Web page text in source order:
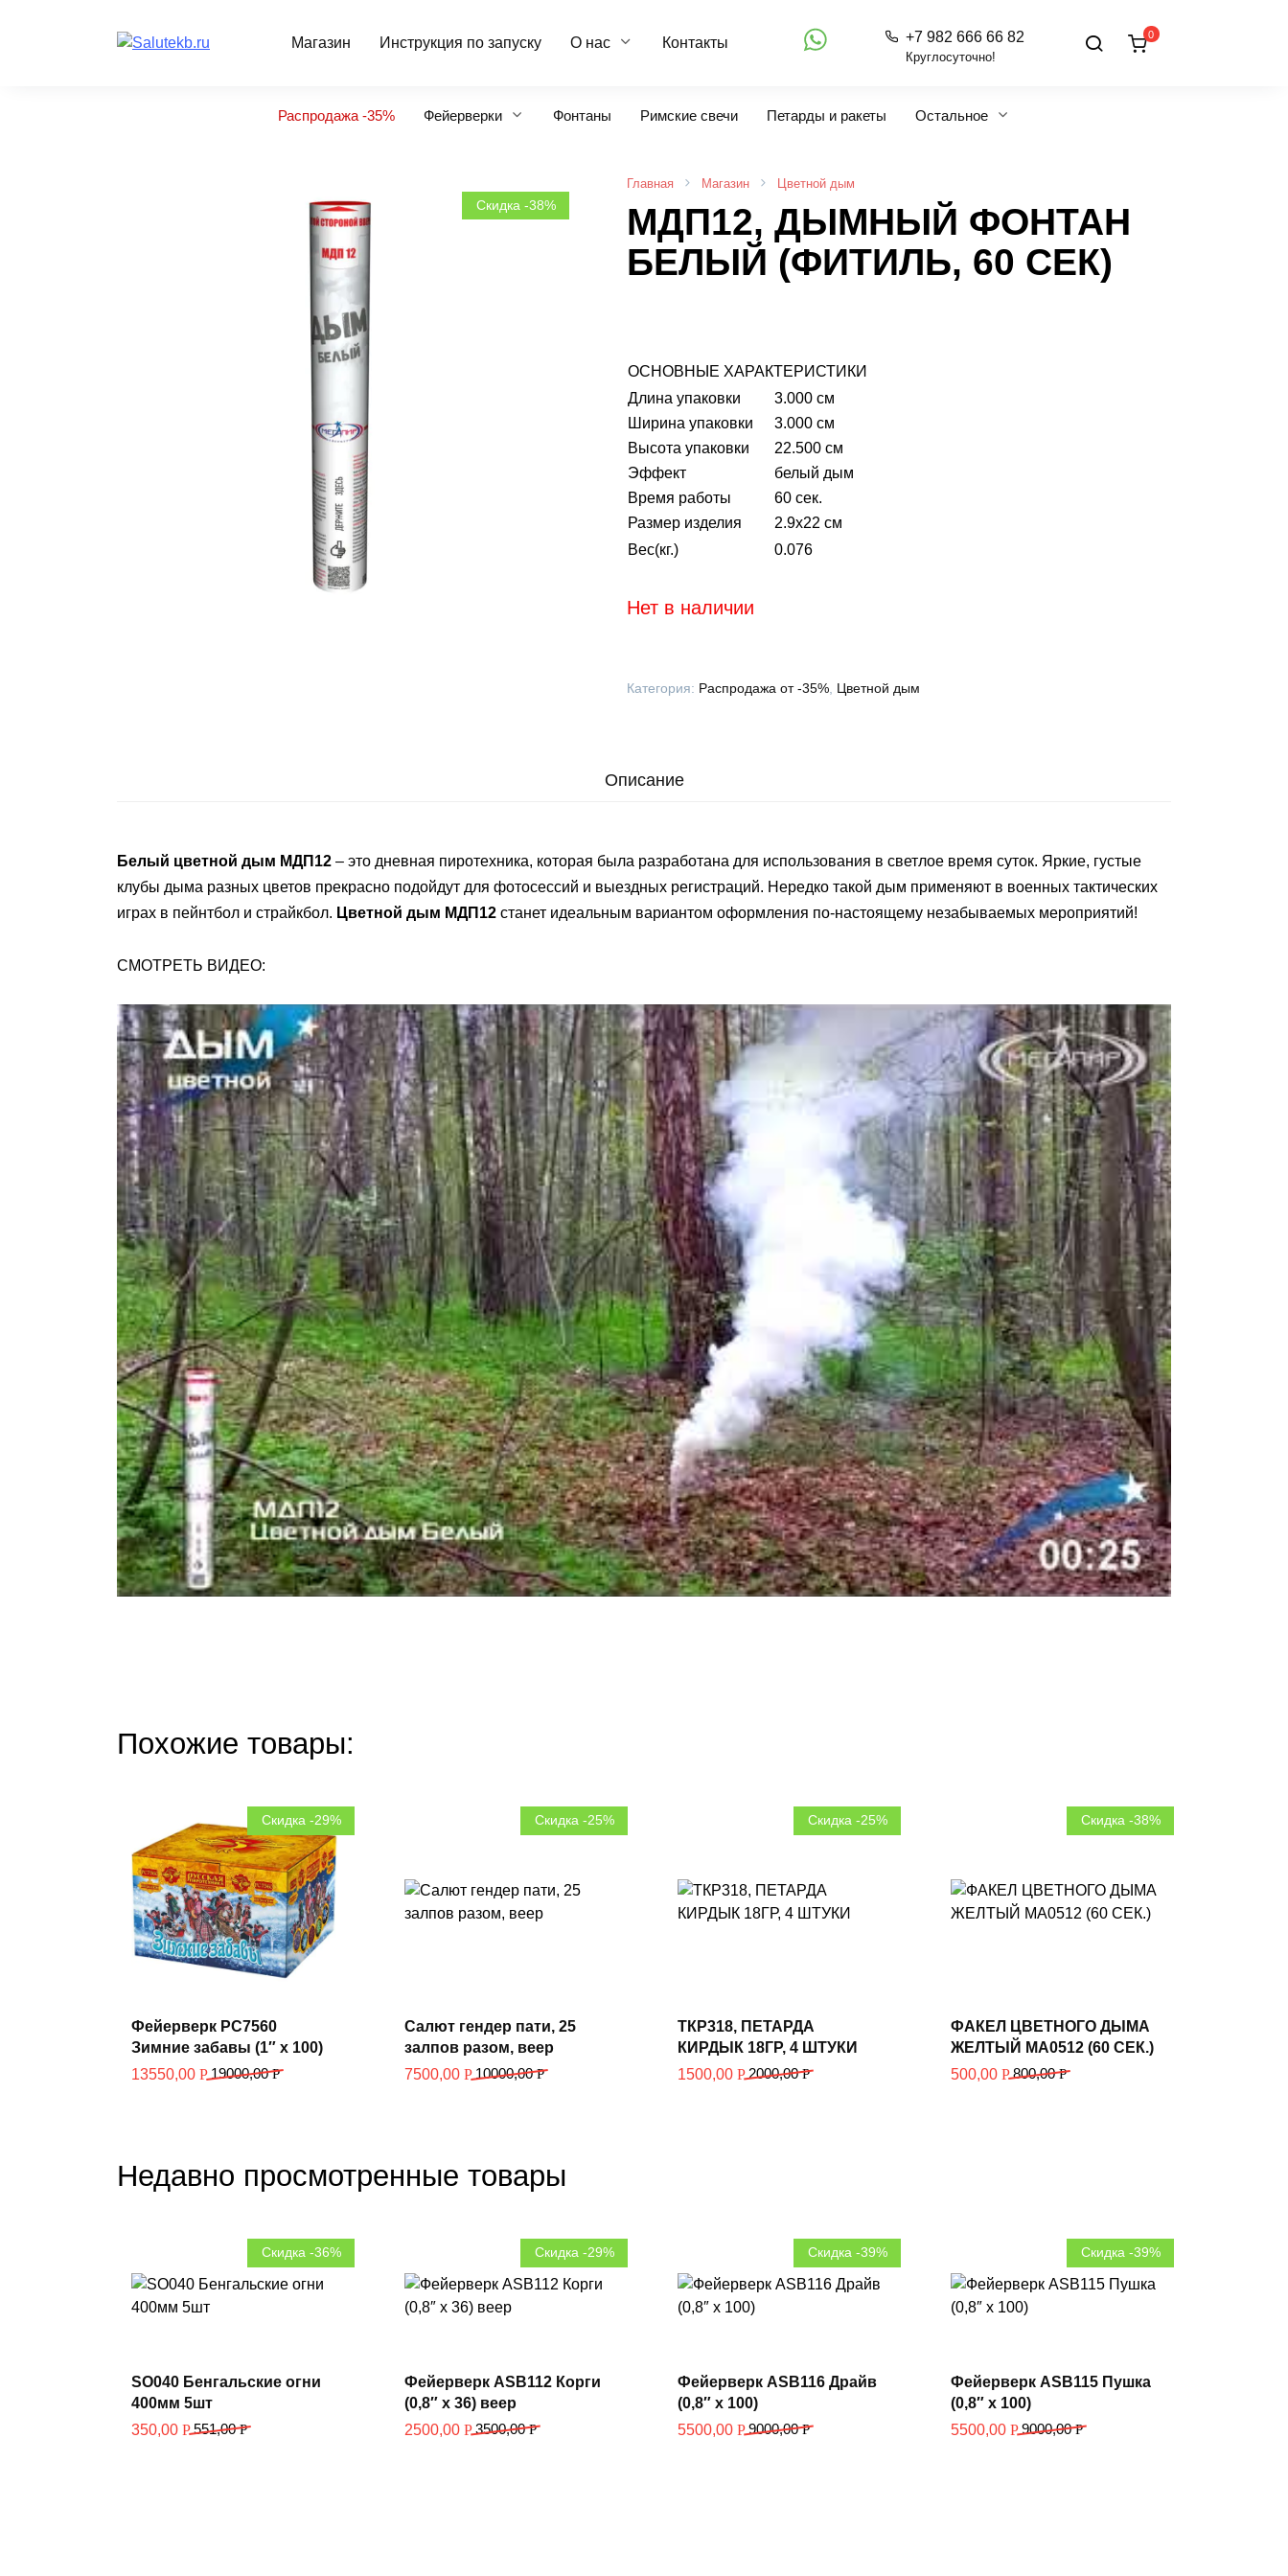
Магазин Инструкция по запуску О нас Контакты +7 982 666 66 82
Круглосуточно!
0
Распродажа -35% Фейерверки Фонтаны Римские свечи Петарды и ракеты Остальное
Скидка -38%
Главная Магазин Цветной дым
МДП12, ДЫМНЫЙ ФОНТАН
БЕЛЫЙ (ФИТИЛЬ, 60 СЕК)
ОСНОВНЫЕ ХАРАКТЕРИСТИКИ
Длина упаковки
3.000 см
Ширина упаковки
3.000 см
Высота упаковки
22.500 см
Эффект
белый дым
Время работы
60 сек.
Размер изделия
2.9х22 см
Вес(кг.)
0.076
Нет в наличии
Категория: Распродажа от -35% Цветной дым
Описание
Белый цветной дым МДП12 – это дневная пиротехника, которая была разработана для использования в светлое время суток. Яркие, густые
клубы дыма разных цветов прекрасно подойдут для фотосессий и выездных регистраций. Нередко такой дым применяют в военных тактических
играх в пейнтбол и страйкбол. Цветной дым МДП12 станет идеальным вариантом оформления по-настоящему незабываемых мероприятий!
СМОТРЕТЬ ВИДЕО:
Похожие товары:
В корзину
Скидка -29%
Фейерверк РС7560
Зимние забавы (1″ х 100)
19000,00Р
13550,00 Р
Скидка -25%
Салют гендер пати, 25
залпов разом, веер
10000,00Р
7500,00 Р
Скидка -25%
ТКР318, ПЕТАРДА
КИРДЫК 18ГР, 4 ШТУКИ
2000,00Р
1500,00 Р
Скидка -38%
ФАКЕЛ ЦВЕТНОГО ДЫМА
ЖЕЛТЫЙ MA0512 (60 СЕК.)
800,00Р
500,00 Р
Недавно просмотренные товары
В корзину
Скидка -36%
SO040 Бенгальские огни
400мм 5шт
551,00Р
350,00 Р
В корзину
Скидка -29%
Фейерверк ASB112 Корги
(0,8″ х 36) веер
3500,00Р
2500,00 Р
В корзину
Скидка -39%
Фейерверк ASB116 Драйв
(0,8″ х 100)
9000,00Р
5500,00 Р
В корзину
Скидка -39%
Фейерверк ASB115 Пушка
(0,8″ х 100)
9000,00Р
5500,00 Р